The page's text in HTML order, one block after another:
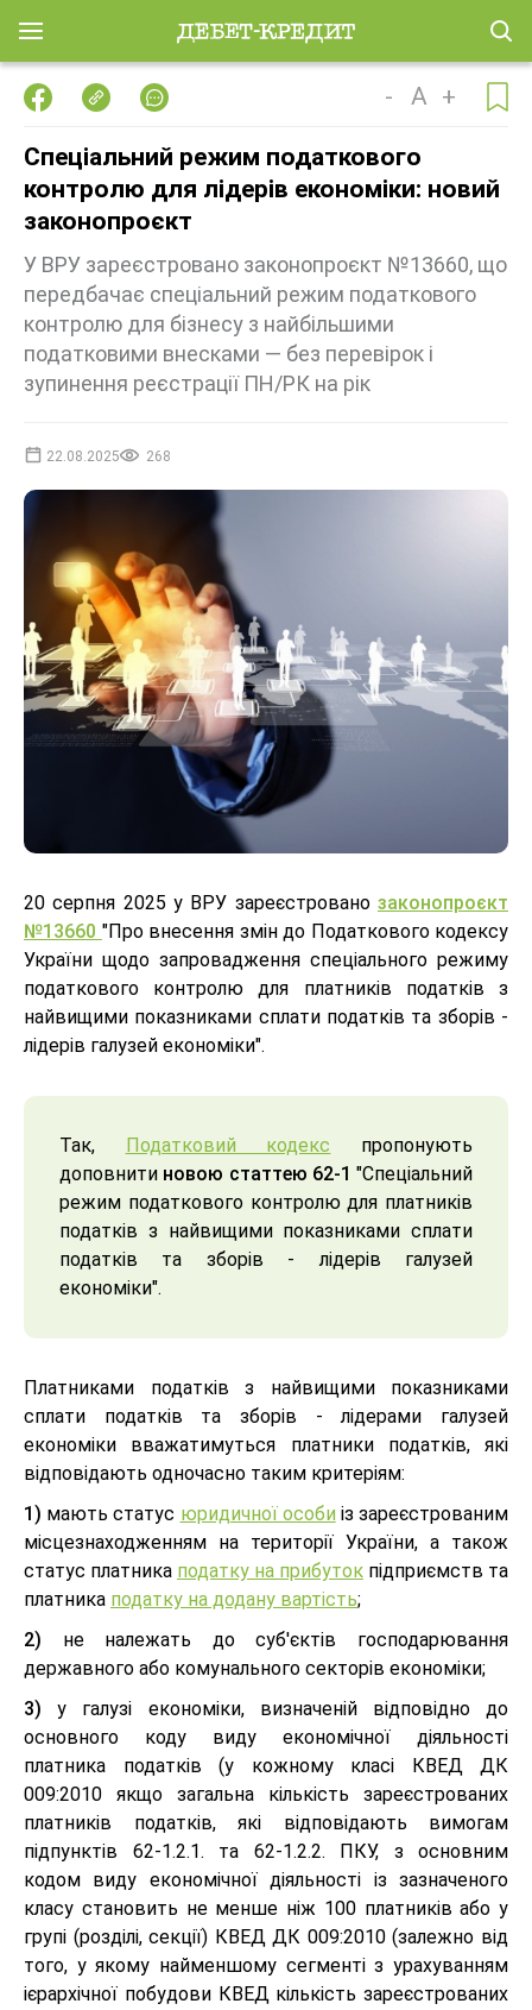
- A +
Спеціальний режим податкового
контролю для лідерів економіки: новий
законопроєкт
У ВРУ зареєстровано законопроєкт №13660, що
передбачає спеціальний режим податкового
контролю для бізнесу з найбільшими
податковими внесками — без перевірок і
зупинення реєстрації ПН/РК на рік
22.08.2025 268
20 серпня 2025 у ВРУ зареєстровано законопроєкт
№13660 "Про внесення змін до Податкового кодексу
України щодо запровадження спеціального режиму
податкового контролю для платників податків з
найвищими показниками сплати податків та зборів -
лідерів галузей економіки".
Так, Податковий кодекс пропонують
доповнити новою статтею 62-1 "Спеціальний
режим податкового контролю для платників
податків з найвищими показниками сплати
податків та зборів - лідерів галузей
економіки".
Платниками податків з найвищими показниками
сплати податків та зборів - лідерами галузей
економіки вважатимуться платники податків, які
відповідають одночасно таким критеріям:
1) мають статус юридичної особиіз зареєстрованим
місцезнаходженням на території України, а також
статус платника податку на прибуток підприємств та
платника податку на додану вартість;
2) не належать до суб'єктів господарювання
державного або комунального секторів економіки;
3) у галузі економіки, визначеній відповідно до
основного коду виду економічної діяльності
платника податків (у кожному класі КВЕД ДК
009:2010 якщо загальна кількість зареєстрованих
платників податків, які відповідають вимогам
підпунктів 62-1.2.1. та 62-1.2.2. ПКУ, з основним
кодом виду економічної діяльності із зазначеного
класу становить не менше ніж 100 платників або у
групі (розділі, секції) КВЕД ДК 009:2010 (залежно від
того, у якому найменшому сегменті з урахуванням
ієрархічної побудови КВЕД кількість зареєстрованих